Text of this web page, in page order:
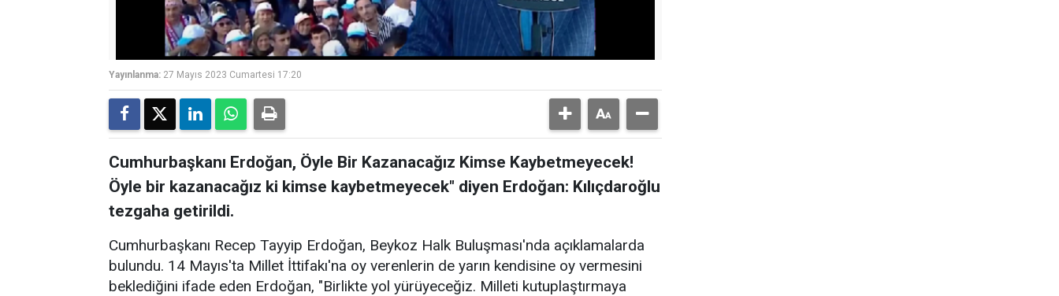
Yayınlanma: 27 Mayıs 2023 Cumartesi 17:20
Cumhurbaşkanı Erdoğan, Öyle Bir Kazanacağız Kimse Kaybetmeyecek!
Öyle bir kazanacağız ki kimse kaybetmeyecek" diyen Erdoğan: Kılıçdaroğlu
tezgaha getirildi.
Cumhurbaşkanı Recep Tayyip Erdoğan, Beykoz Halk Buluşması'nda açıklamalarda
bulundu. 14 Mayıs'ta Millet İttifakı'na oy verenlerin de yarın kendisine oy vermesini
beklediğini ifade eden Erdoğan, "Birlikte yol yürüyeceğiz. Milleti kutuplaştırmaya